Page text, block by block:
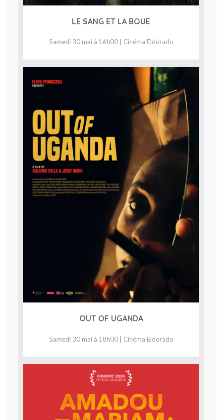
LE SANG ET LA BOUE
Samedi 30 mai à 16h00 | Cinéma Eldorado
OUT OF UGANDA
Samedi 30 mai à 18h00 | Cinéma Eldorado